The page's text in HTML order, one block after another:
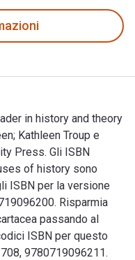
in history and theory
Kathleen Troup e
Press. Gli ISBN
of history sono
ISBN per la versione
Risparmia
passando al
ISBN per questo
9780719096211.